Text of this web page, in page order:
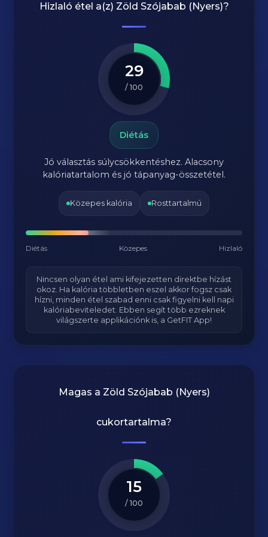
Hizlaló étel a(z) Zöld Szójabab (Nyers)?
29
/ 100
Diétás
Jó választás súlycsökkentéshez. Alacsony
kalóriatartalom és jó tápanyag-összetétel.
Közepes kalória Rosttartalmú
Diétás Közepes Hizlaló
Nincsen olyan étel ami kifejezetten direktbe hízást
okoz. Ha kalória többletben eszel akkor fogsz csak
hízni, minden étel szabad enni csak figyelni kell napi
kalóriabeviteledet. Ebben segít több ezreknek
világszerte applikációnk is, a GetFIT App!
Magas a Zöld Szójabab (Nyers)
cukortartalma?
15
/ 100